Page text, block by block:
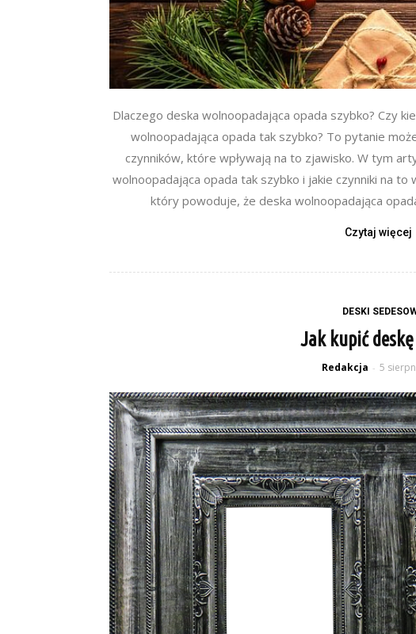
Dlaczego deska wolnoopadająca opada szybko? Czy
wolnoopadająca opada tak szybko? To pytanie
czynników, które wpływają na to zjawisko. W tym
wolnoopadająca opada tak szybko i jakie czynniki na to
który powoduje, że deska wolnoopadająca
Czytaj więcej
DESKI
Jak kupić deskę
Redakcja - 5